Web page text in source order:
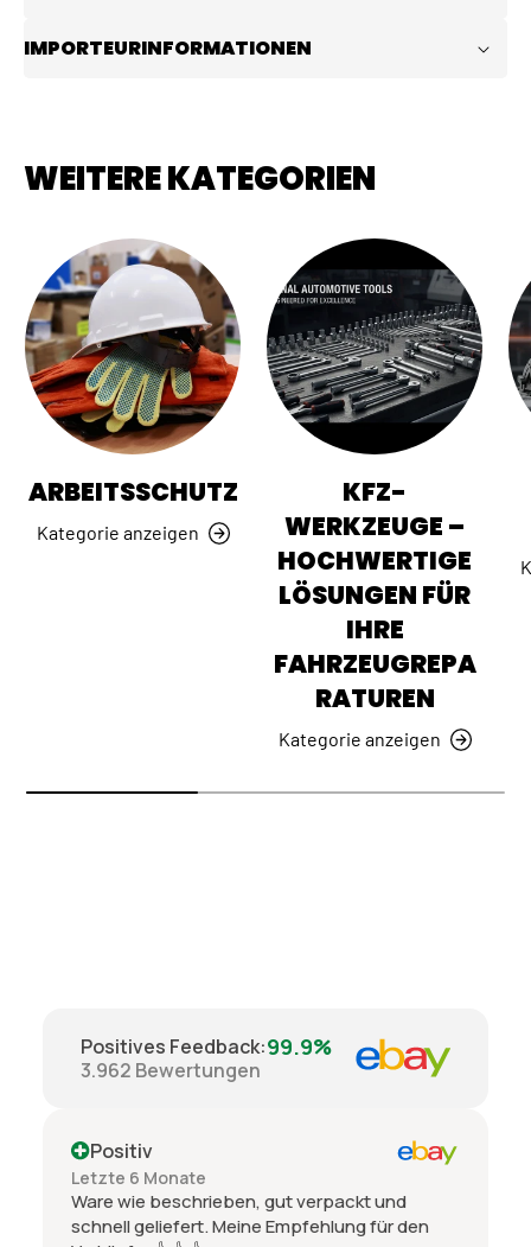
IMPORTEURINFORMATIONEN
WEITERE KATEGORIEN
ARBEITSSCHUTZ
Kategorie anzeigen
KFZ-
WERKZEUGE –
HOCHWERTIGE
LÖSUNGEN FÜR
IHRE
FAHRZEUGREPA
RATUREN
Kategorie anzeigen
Positives Feedback:99.9%
3.962 Bewertungen
Positiv
Letzte 6 Monate
Ware wie beschrieben, gut verpackt und
schnell geliefert. Meine Empfehlung für den